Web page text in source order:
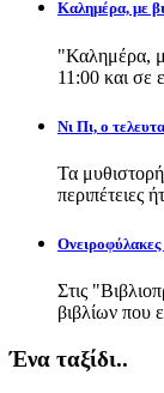
Καλημέρα, με
"Καλημέρα,
11:00 και σε
Νι Πι, ο
Τα
περιπέτειες
Ονειροφύλακες
Στις
βιβλίων που
Ένα ταξίδι..